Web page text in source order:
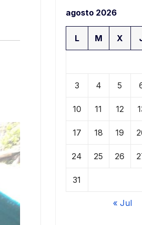
agosto 2026
L M X
3 4 5
10 11 12
17 18 19
24 25 26
31
« Jul